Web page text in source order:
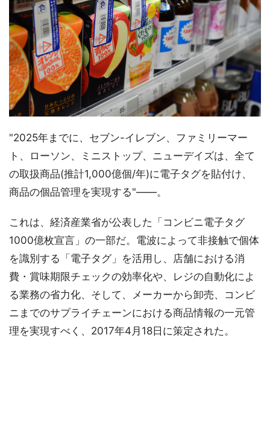
"2025年までに、セブン-イレブン、ファミリーマー
ト、ローソン、ミニストップ、ニューデイズは、全て
の取扱商品(推計1,000億個/年)に電子タグを貼付け、
商品の個品管理を実現する"――。
これは、経済産業省が公表した「コンビニ電子タグ
1000億枚宣言」の一部だ。電波によって非接触で個体
を識別する「電子タグ」を活用し、店舗における消
費・賞味期限チェックの効率化や、レジの自動化によ
る業務の省力化、そして、メーカーから卸売、コンビ
ニまでのサプライチェーンにおける商品情報の一元管
理を実現すべく、2017年4月18日に策定された。